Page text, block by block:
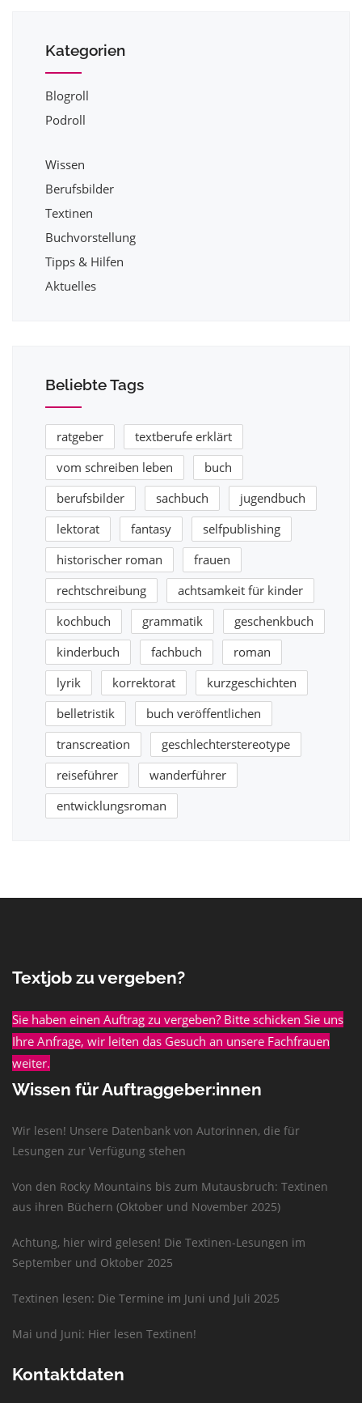
Kategorien
Blogroll
Podroll
Wissen
Berufsbilder
Textinen
Buchvorstellung
Tipps & Hilfen
Aktuelles
Beliebte Tags
ratgeber
textberufe erklärt
vom schreiben leben
buch
berufsbilder
sachbuch
jugendbuch
lektorat
fantasy
selfpublishing
historischer roman
frauen
rechtschreibung
achtsamkeit für kinder
kochbuch
grammatik
geschenkbuch
kinderbuch
fachbuch
roman
lyrik
korrektorat
kurzgeschichten
belletristik
buch veröffentlichen
transcreation
geschlechterstereotype
reiseführer
wanderführer
entwicklungsroman
Textjob zu vergeben?
Sie haben einen Auftrag zu vergeben? Bitte schicken Sie uns
Ihre Anfrage, wir leiten das Gesuch an unsere Fachfrauen
weiter.
Wissen für Auftraggeber:innen
Wir lesen! Unsere Datenbank von Autorinnen, die für
Lesungen zur Verfügung stehen
Von den Rocky Mountains bis zum Mutausbruch: Textinen
aus ihren Büchern (Oktober und November 2025)
Achtung, hier wird gelesen! Die Textinen-Lesungen im
September und Oktober 2025
Textinen lesen: Die Termine im Juni und Juli 2025
Mai und Juni: Hier lesen Textinen!
Kontaktdaten